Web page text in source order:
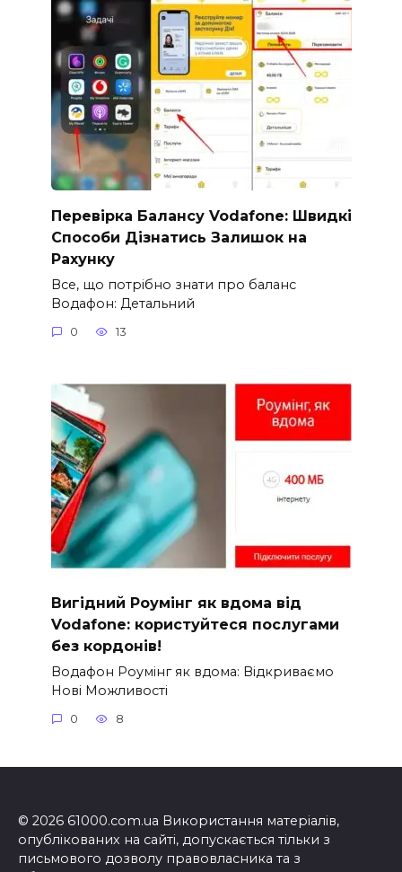
Перевірка Балансу Vodafone: Швидкі
Способи Дізнатись Залишок на
Рахунку
Все, що потрібно знати про баланс
Водафон: Детальний
0 13
Вигідний Роумінг як вдома від
Vodafone: користуйтеся послугами
без кордонів!
Водафон Роумінг як вдома: Відкриваємо
Нові Можливості
0 8
© 2026 61000.com.ua Використання матеріалів,
опублікованих на сайті, допускається тільки з
письмового дозволу правовласника та з